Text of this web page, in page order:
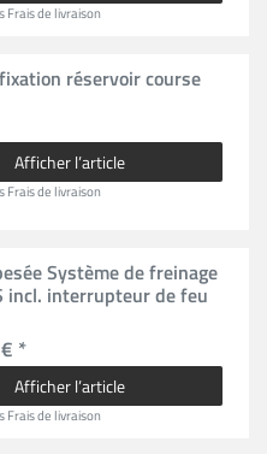
Frais de livraison
réservoir course
Afficher l’article
Frais de livraison
Système de freinage
incl. interrupteur de feu
*
Afficher l’article
Frais de livraison